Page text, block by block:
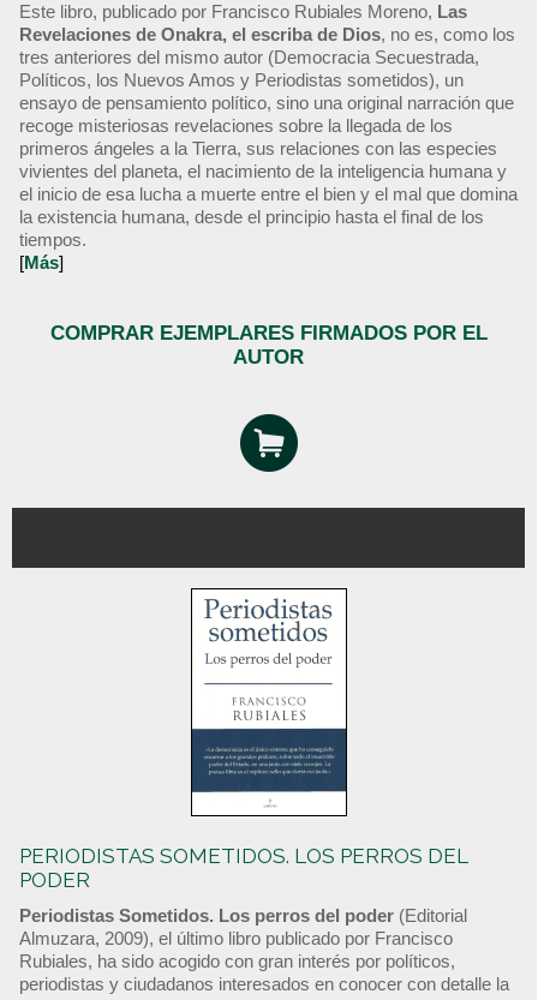
Este libro, publicado por Francisco Rubiales Moreno, Las
Revelaciones de Onakra, el escriba de Dios, no es, como los
tres anteriores del mismo autor (Democracia Secuestrada,
Políticos, los Nuevos Amos y Periodistas sometidos), un
ensayo de pensamiento político, sino una original narración que
recoge misteriosas revelaciones sobre la llegada de los
primeros ángeles a la Tierra, sus relaciones con las especies
vivientes del planeta, el nacimiento de la inteligencia humana y
el inicio de esa lucha a muerte entre el bien y el mal que domina
la existencia humana, desde el principio hasta el final de los
tiempos.
[Más]
COMPRAR EJEMPLARES FIRMADOS POR EL
AUTOR
PERIODISTAS SOMETIDOS. LOS PERROS DEL
PODER
Periodistas Sometidos. Los perros del poder (Editorial
Almuzara, 2009), el último libro publicado por Francisco
Rubiales, ha sido acogido con gran interés por políticos,
periodistas y ciudadanos interesados en conocer con detalle la